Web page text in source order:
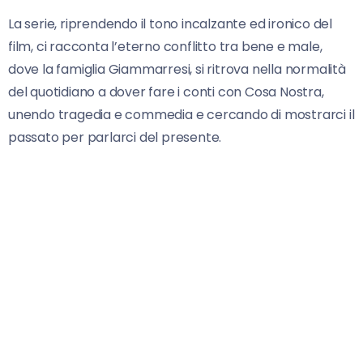
La serie, riprendendo il tono incalzante ed ironico del
film, ci racconta l’eterno conflitto tra bene e male,
dove la famiglia Giammarresi, si ritrova nella normalità
del quotidiano a dover fare i conti con Cosa Nostra,
unendo tragedia e commedia e cercando di mostrarci il
passato per parlarci del presente.